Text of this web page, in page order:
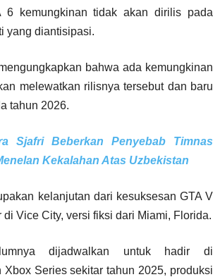
6 kemungkinan tidak akan dirilis pada
yang diantisipasi.
bahwa ada kemungkinan
melewatkan rilisnya tersebut dan baru
tahun 2026.
Sjafri Beberkan Penyebab Timnas
Kekalahan Atas Uzbekistan
kelanjutan dari kesuksesan GTA V
di Vice City, versi fiksi dari Miami, Florida.
dijadwalkan untuk hadir di
Xbox Series sekitar tahun 2025, produksi